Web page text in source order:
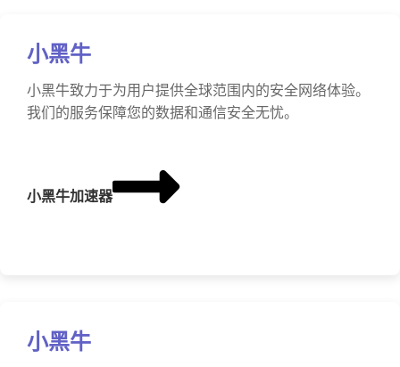
小黑牛
小黑牛致力于为用户提供全球范围内的安全网络体验。
我们的服务保障您的数据和通信安全无忧。
小黑牛加速器
小黑牛